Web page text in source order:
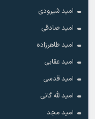
امید شیرودی
امید صادقی
امید طاهرزاده
امید عقابی
امید قدسی
امید لله گانی
امید مجد